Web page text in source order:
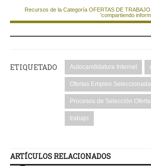
Recursos de la Categoría OFERTAS DE
'compartiendo
ETIQUETADO Autocandidatura Internet
Ofertas Empleo
Procesos de Selección
trabajo
ARTÍCULOS RELACIONADOS